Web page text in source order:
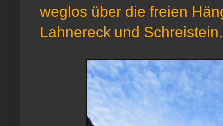
weglos über die freien
Lahnereck und